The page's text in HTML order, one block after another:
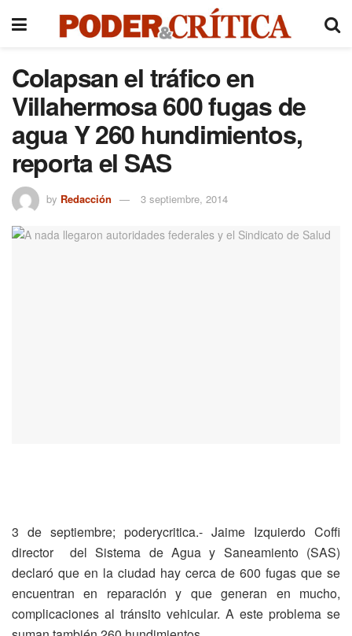
Colapsan el tráfico en
Villahermosa 600 fugas de
agua Y 260 hundimientos,
reporta el SAS
by Redacción 3 septiembre, 2014
3 de septiembre; poderycritica.- Jaime Izquierdo Coffi
director del Sistema de Agua y Saneamiento (SAS)
declaró que en la ciudad hay cerca de 600 fugas que se
encuentran en reparación y que generan en mucho,
complicaciones al tránsito vehicular. A este problema se